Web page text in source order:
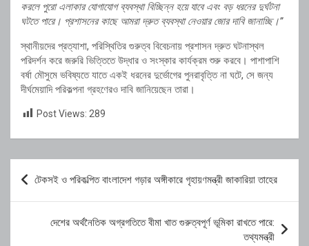
করলে পুরো এলাকার যোগাযোগ ব্যবস্থা বিচ্ছিন্ন হয়ে যাবে এবং বড় ধরনের দুর্ঘটনা
ঘটতে পারে। প্রশাসনের কাছে আমরা দ্রুত ব্যবস্থা নেওয়ার জোর দাবি জানাচ্ছি।”
স্থানীয়দের প্রত্যাশা, পরিস্থিতির গুরুত্ব বিবেচনায় প্রশাসন দ্রুত ঘটনাস্থল
পরিদর্শন করে জরুরি ভিত্তিতে উদ্ধার ও সংস্কার কার্যক্রম শুরু করবে। পাশাপাশি
বর্ষা মৌসুমে ভবিষ্যতে যাতে একই ধরনের দুর্ভোগের পুনরাবৃত্তি না ঘটে, সে জন্য
দীর্ঘমেয়াদি পরিকল্পনা গ্রহণেরও দাবি জানিয়েছেন তারা।
Post Views: 289
Post
navigation
টেকসই ও পরিকল্পিত বাংলাদেশ গড়ার অঙ্গীকারে গৃহায়ণমন্ত্রী জাকারিয়া তাহের
দেশের অর্থনৈতিক অগ্রগতিতে বীমা খাত গুরুত্বপূর্ণ ভূমিকা রাখতে পারে:
তথ্যমন্ত্রী